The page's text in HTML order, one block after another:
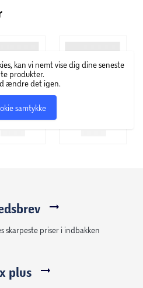
kan vi nemt vise dig dine seneste
produkter.
ændre det igen.
samtykke
skarpeste priser i indbakken
plus